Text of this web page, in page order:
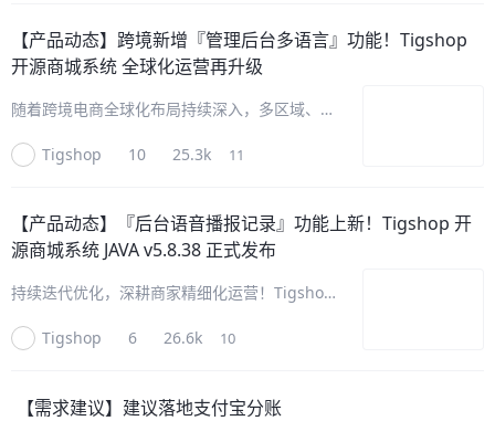
【产品动态】 跨境新增『管理后台多语言』功能！Tigshop
开源商城系统 全球化运营再升级
随着跨境电商全球化布局持续深入，多区域、多
需。为进一步破除跨境运营壁垒、适配国际化经
Tigshop 10 25.3k 11
【产品动态】
『后台语音播报记录』功能上新！Tigshop 开
源商城系统 JAVA v5.8.38 正式发布
持续迭代优化，深耕商家精细化运营！Tigshop
聚焦后台运营溯源能力与移动端装修灵活性两大
Tigshop 6 26.6k 10
【需求建议】 建议落地支付宝分账